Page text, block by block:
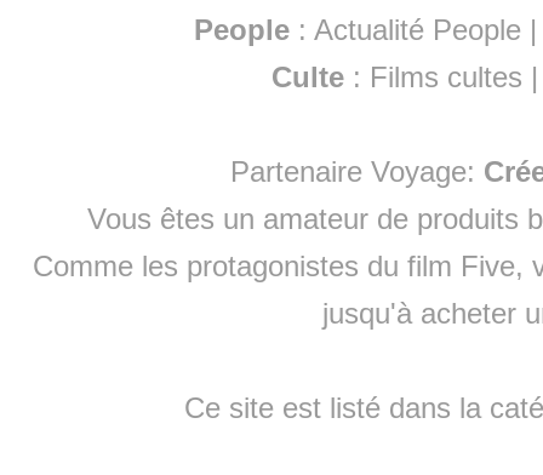
People :Actualité People
Culte : Films cultes
Partenaire Voyage:
Vous êtes un amateur de produits
Comme les protagonistes du film Five,
jusqu'à acheter
Ce site est listé dans la